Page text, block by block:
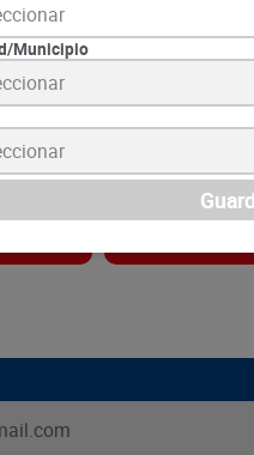
200 g
240 g
900
Municipio